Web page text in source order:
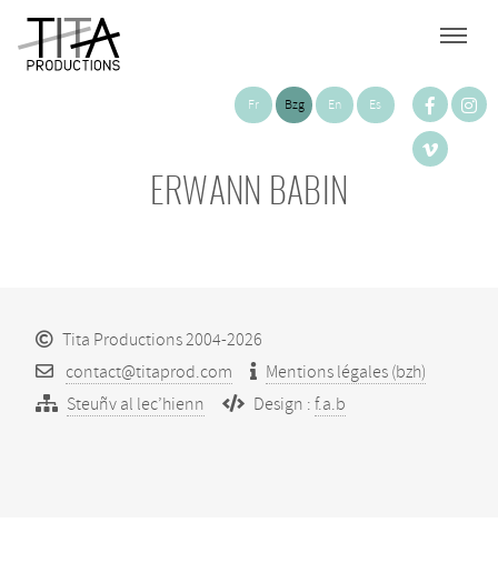
Fr Bzg En Es
ERWANN BABIN
Tita Productions 2004-2026
contact@titaprod.com
Mentions légales (bzh)
Steuñv al lec’hienn
Design : f.a.b